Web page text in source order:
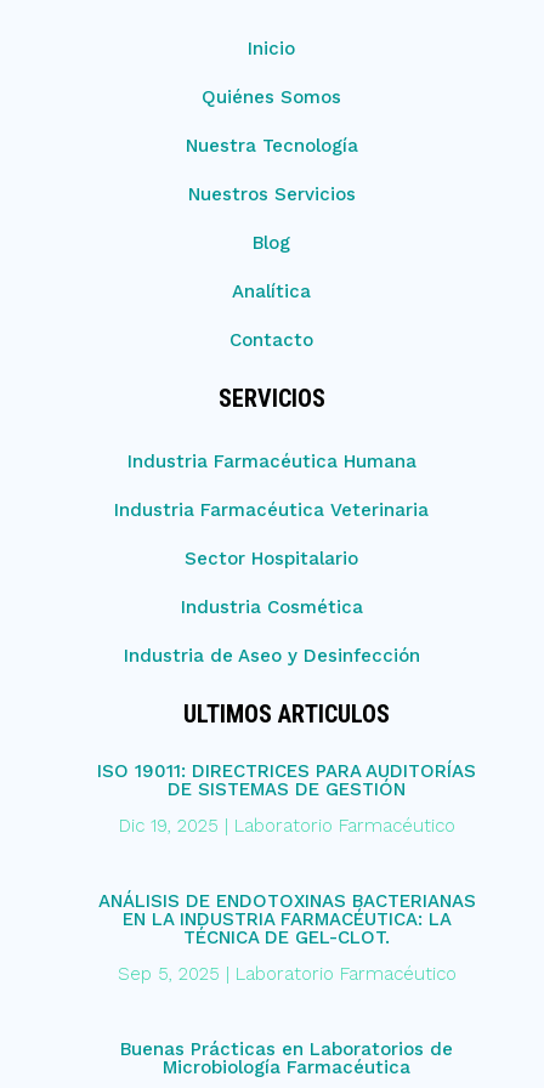
Inicio
Quiénes Somos
Nuestra Tecnología
Nuestros Servicios
Blog
Analítica
Contacto
SERVICIOS
Industria Farmacéutica Humana
Industria Farmacéutica Veterinaria
Sector Hospitalario
Industria Cosmética
Industria de Aseo y Desinfección
ULTIMOS ARTICULOS
ISO 19011: DIRECTRICES PARA AUDITORÍAS
DE SISTEMAS DE GESTIÓN
Dic 19, 2025 | Laboratorio Farmacéutico
ANÁLISIS DE ENDOTOXINAS BACTERIANAS
EN LA INDUSTRIA FARMACÉUTICA: LA
TÉCNICA DE GEL-CLOT.
Sep 5, 2025 | Laboratorio Farmacéutico
Buenas Prácticas en Laboratorios de
Microbiología Farmacéutica